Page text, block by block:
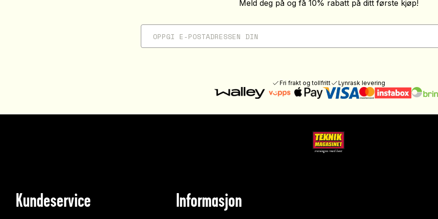
Meld deg på og få 10% rabatt på ditt første kjøp!
Fri frakt og tollfritt Lynrask levering
Kundeservice Informasjon